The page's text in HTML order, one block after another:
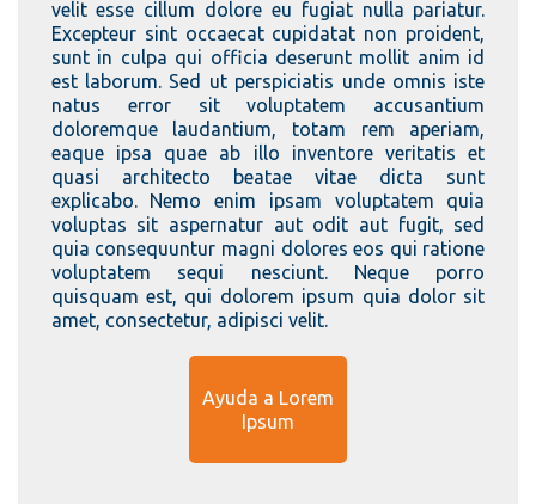
velit esse cillum dolore eu fugiat nulla pariatur.
Excepteur sint occaecat cupidatat non proident,
sunt in culpa qui officia deserunt mollit anim id
est laborum. Sed ut perspiciatis unde omnis iste
natus error sit voluptatem accusantium
doloremque laudantium, totam rem aperiam,
eaque ipsa quae ab illo inventore veritatis et
quasi architecto beatae vitae dicta sunt
explicabo. Nemo enim ipsam voluptatem quia
voluptas sit aspernatur aut odit aut fugit, sed
quia consequuntur magni dolores eos qui ratione
voluptatem sequi nesciunt. Neque porro
quisquam est, qui dolorem ipsum quia dolor sit
amet, consectetur, adipisci velit.
Ayuda a Lorem
Ipsum